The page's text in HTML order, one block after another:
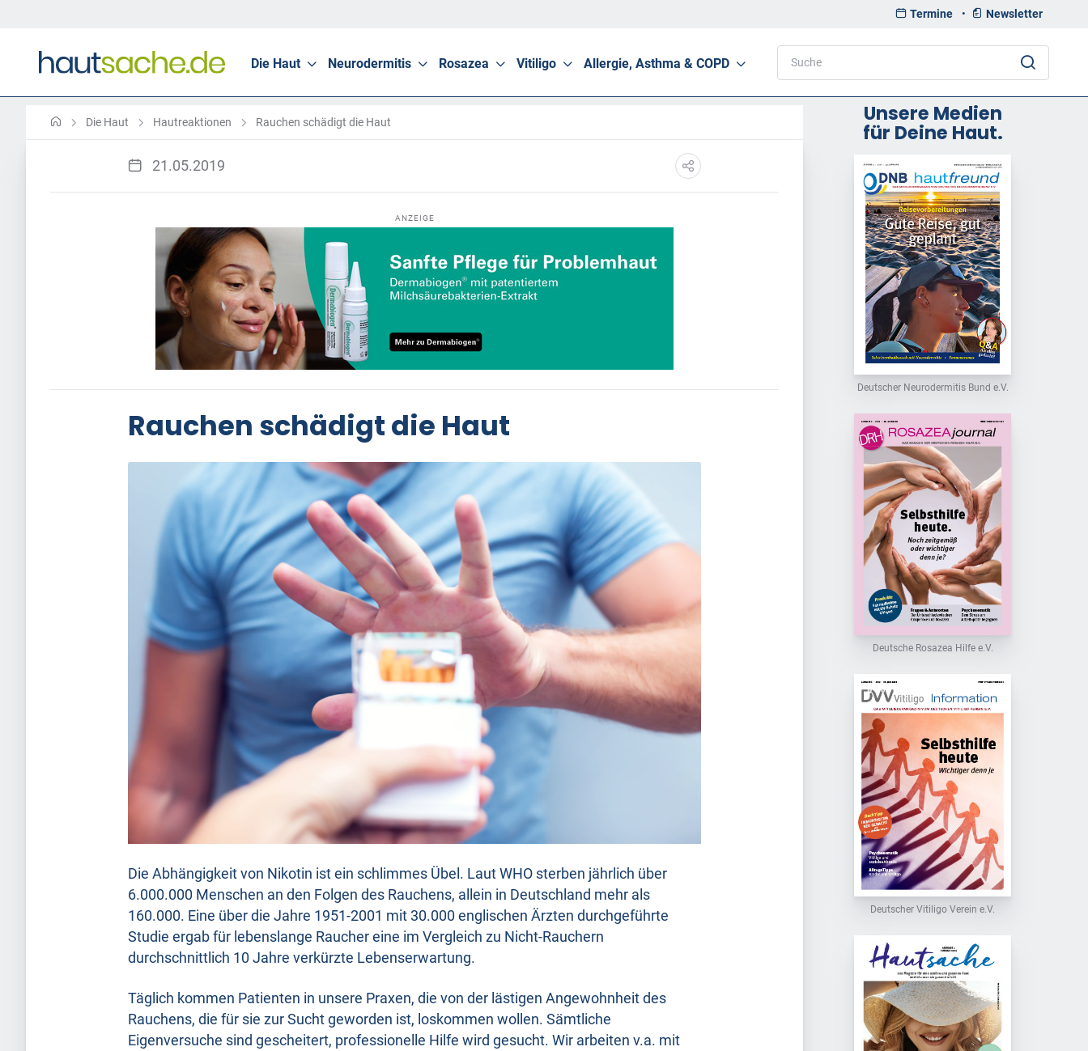
Termine • Newsletter
Die Haut Neurodermitis Rosazea Vitiligo Allergie, Asthma & COPD
Die Haut Hautreaktionen Rauchen schädigt die Haut
21.05.2019
ANZEIGE
Rauchen schädigt die Haut
Die Abhängigkeit von Nikotin ist ein schlimmes Übel. Laut WHO sterben jährlich über
6.000.000 Menschen an den Folgen des Rauchens, allein in Deutschland mehr als
160.000. Eine über die Jahre 1951-2001 mit 30.000 englischen Ärzten durchgeführte
Studie ergab für lebenslange Raucher eine im Vergleich zu Nicht-Rauchern
durchschnittlich 10 Jahre verkürzte Lebenserwartung.
Täglich kommen Patienten in unsere Praxen, die von der lästigen Angewohnheit des
Rauchens, die für sie zur Sucht geworden ist, loskommen wollen. Sämtliche
Eigenversuche sind gescheitert, professionelle Hilfe wird gesucht. Wir arbeiten v.a. mit
Unsere Medien
für Deine Haut.
Deutscher Neurodermitis Bund e.V.
Deutsche Rosazea Hilfe e.V.
Deutscher Vitiligo Verein e.V.